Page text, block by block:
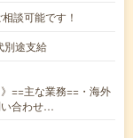
談可能です！
別途支給
==主な業務==・海外
い合わせ…